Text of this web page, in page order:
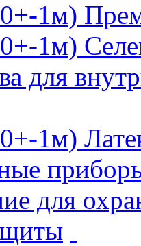
1м)
1м)
для
1м)
для